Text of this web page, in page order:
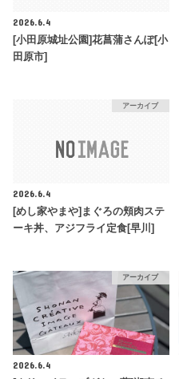
2026.6.4
[小田原城址公園]花菖蒲さんぽ[小
田原市]
アーカイブ
2026.6.4
[めし家やまや]まぐろの頬肉ステ
ーキ丼、アジフライ定食[早川]
アーカイブ
2026.6.4